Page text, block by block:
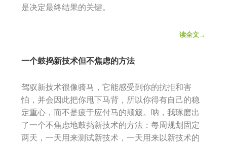
是决定最终结果的关键。
读全文→
一个鼓捣新技术但不焦虑的方法
驾驭新技术很像骑马，它能感受到你的抗拒和害
怕，并会因此把你甩下马背，所以你得有自己的稳
定重心，而不是疲于应付马的颠簸。呐，我琢磨出
了一个不焦虑地鼓捣新技术的方法：每周规划固定
两天，一天用来测试新技术，一天用来以新技术的